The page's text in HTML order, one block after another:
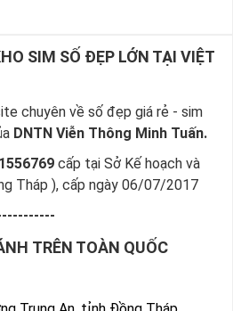
SIM SỐ ĐẸP LỚN TẠI VIỆT
chuyên về số đẹp giá rẻ - sim
DNTN Viễn Thông Minh Tuấn.
cấp tại Sở Kế hoạch và
Tháp ), cấp ngày 06/07/2017
TRÊN TOÀN QUỐC